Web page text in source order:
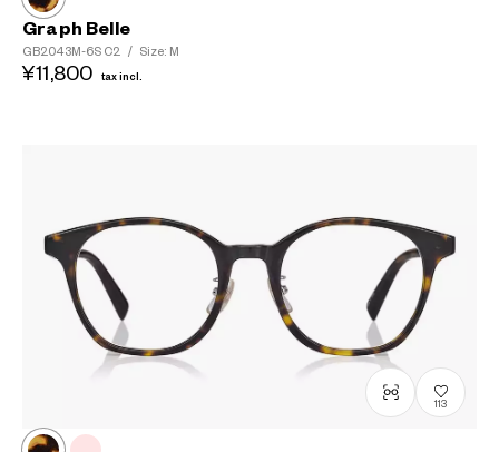
Graph Belle
GB2043M-6S C2 / Size: M
¥11,800 tax incl.
113